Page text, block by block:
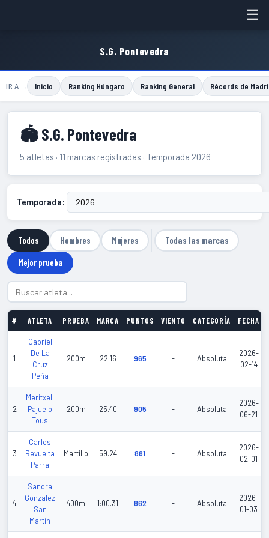
☰
S.G. Pontevedra
IR A → Inicio Ranking Húngaro Ranking General Récords de
🏟 S.G. Pontevedra
5 atletas · 11 marcas registradas · Temporada 2026
Temporada:
Todos Hombres Mujeres Todas las marcas
Mejor prueba
# ATLETA PRUEBA MARCA PUNTOS VIENTO CATEGORÍA FECHA
1
Gabriel
De La
Cruz
Peña
200m 22.16 965 - Absoluta
2026-
02-14
2
Meritxell
Pajuelo
Tous
200m 25.40 905 - Absoluta
2026-
06-21
3
Carlos
Revuelta
Parra
Martillo 59.24 881 - Absoluta
2026-
02-01
4
Sandra
Gonzalez
San
Martin
400m 1:00.31 862 - Absoluta
2026-
01-03